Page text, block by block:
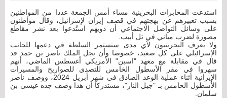
استدعت المخابرات البحرينية مساء أمس الجمعة عددا من المواطنين
بسبب تعبيرهم عن بهجتهم في قصف إيران لإسرائيل، وقال مواطنون
على وسائل التواصل الاجتماعي أن ذويهم استُدعوا بعد نشر مقاطع
مصورة لضرب مباني في تل أبيب.
ولا يعرف البحرينيون لأي مدى ستستمر السلطة في دعمها للجانب
الإسرائيلي على كل صعيد، خصوصا وأن نجل الملك ناصر بن حمد قد
قال في مقابلة مع معهد "اسبن" الأمريكي أغسطس الماضي، أنهم
سهروا في مقر الأسطول الخامس للتصدي للصواريخ والمسيرات
الإيرانية أثناء عملية الوعد الصادق في شهر أبريل 2024، ووصف ناصر
الأسطول الخامس بـ "جبل النار"، مستدركاً أن هذا وصف جده عيسى بن
سلمان.